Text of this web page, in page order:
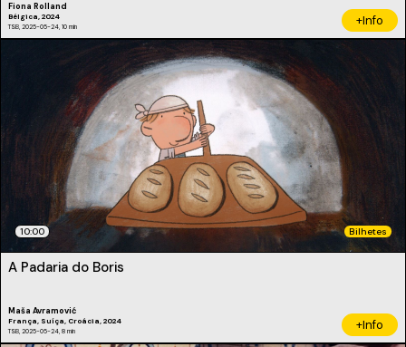
Fiona Rolland
Bélgica, 2024
TSB, 2025-05-24, 10 min +Info
10:00 Bilhetes
A Padaria do Boris
Maša Avramović
França, Suíça, Croácia, 2024
TSB, 2025-05-24, 8 min +Info